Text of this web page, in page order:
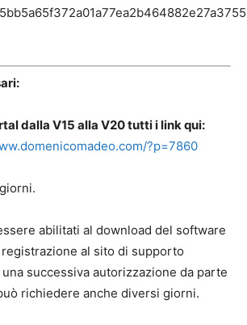
dalla V15 alla V20 tutti i link qui:
?p=7860
abilitati al download del software
al sito di supporto
una successiva autorizzazione da parte
richiedere anche diversi giorni.